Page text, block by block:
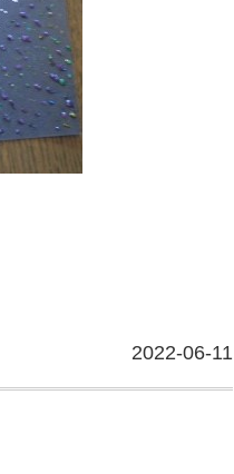
2022-06-11